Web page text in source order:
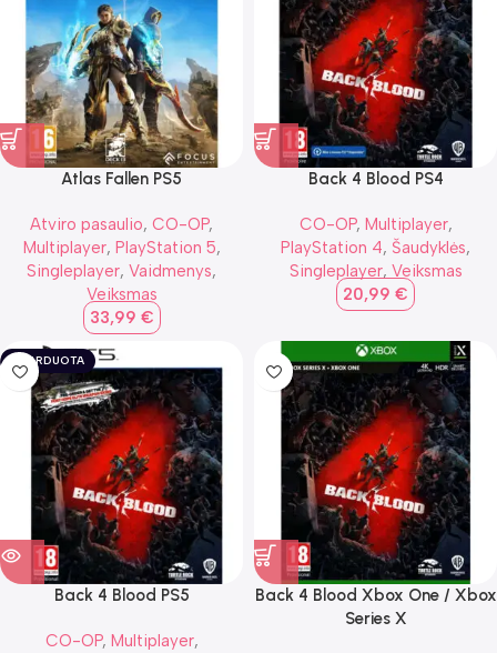
Atlas Fallen PS5
Atviro pasaulio, CO-OP,
Multiplayer, PlayStation 5,
Singleplayer, Vaidmenys,
Veiksmas
33,99 €
Back 4 Blood PS4
CO-OP, Multiplayer,
PlayStation 4, Šaudyklės,
Singleplayer, Veiksmas
20,99 €
IŠPARDUOTA
Back 4 Blood PS5
CO-OP, Multiplayer,
Back 4 Blood Xbox One / Xbox
Series X